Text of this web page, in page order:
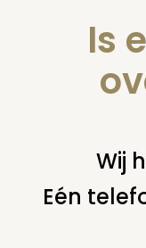
U bent hier: home
expositie /
Is
Wij
Eén